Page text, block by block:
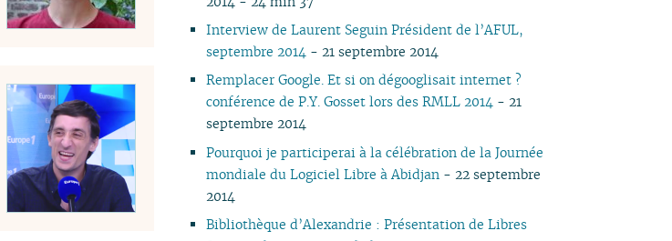
02
01
01
02
01
01
01
03
02
03
02
01
Interview de Laurent Seguin Président de l’AFUL,
septembre 2014 - 21 septembre 2014
Remplacer Google. Et si on dégooglisait internet ?
conférence de P.Y. Gosset lors des RMLL 2014 - 21
septembre 2014
Pourquoi je participerai à la célébration de la Journée
mondiale du Logiciel Libre à Abidjan - 22 septembre
2014
Bibliothèque d’Alexandrie : Présentation de Libres